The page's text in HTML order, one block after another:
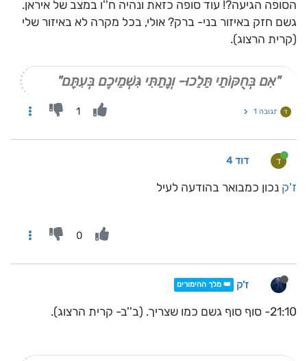
הסופה הגיעה?! עוד סופה כזאת ונהיה ח''ו במצב של איראן.
גשם חזק באיזור בני- ברק? אולי, בכל מקרה לא באיזור שלי
(קרית הרצוג).
"אִם בְּחֻקּוֹתַי תֵּלֵכוּ- וְנָתַתִּי גִּשְׁמֵיכֶם בְּעִתָּם"
ד תגובה 1 1
ד דוד 4
ז'ק נכון כמבואר בהודעה לעיל
0
ז'ק 👑 מלך ההימורים
21:10- סוף סוף גשם כמו שצריך. (ב''ב- קרית הרצוג).